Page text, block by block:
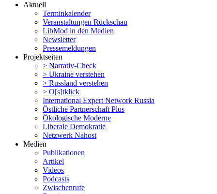
Aktuell
Termin­ka­lender
Veran­stal­tungen Rückschau
LibMod in den Medien
Newsletter
Presse­mel­dungen
Projekt­seiten
> Narrativ-Check
> Ukraine verstehen
> Russland verstehen
> O[s]tklick
Inter­na­tional Expert Network Russia
Östliche Partner­schaft Plus
Ökolo­gische Moderne
Liberale Demokratie
Netzwerk Nahost
Medien
Publi­ka­tionen
Artikel
Videos
Podcasts
Zwischenrufe